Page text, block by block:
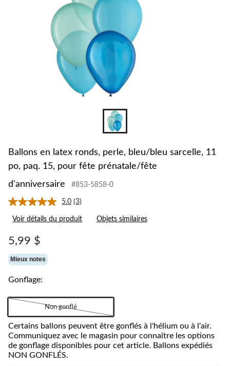
Ballons en latex ronds, perle, bleu/bleu sarcelle, 11
po, paq. 15, pour fête prénatale/fête
d'anniversaire
#853-5858-0
5.0 Lire
les
3
(3)
Voir détails du produit Objets similaires
5,99 $
Mieux notes
Gonflage:
Non gonflé
Certains ballons peuvent être gonflés à l'hélium ou à l'air.
Communiquez avec le magasin pour connaître les options
de gonflage disponibles pour cet article. Ballons expédiés
NON GONFLÉS.